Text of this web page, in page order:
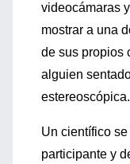
videocámaras
mostrar a una
de sus propios
alguien
estereoscópica.
Un científico
participante y